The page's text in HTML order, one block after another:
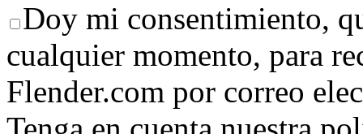
Doy mi consentimiento,
cualquier momento, para
Flender.com por correo